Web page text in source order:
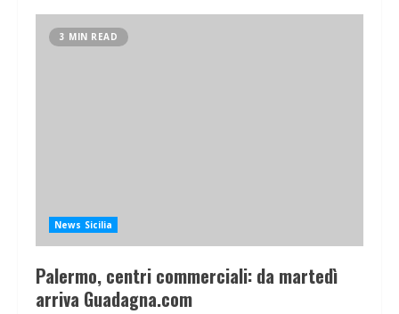
3 MIN READ
News Sicilia
Palermo, centri commerciali: da martedì
arriva Guadagna.com